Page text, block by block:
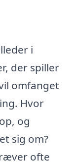
i
der spiller
omfanget
Hvor
og
sig om?
ofte